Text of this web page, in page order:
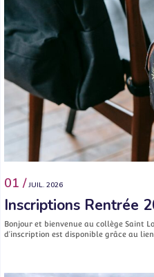
01 / JUIL. 2026
Inscriptions Rentrée
Bonjour et bienvenue au collège Saint
d’inscription est disponible grâce au